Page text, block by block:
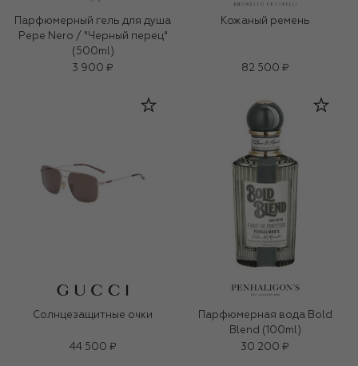
Парфюмерный гель для душа
Pepe Nero / "Черный перец"
(500ml)
3 900 ₽
Кожаный ремень
82 500 ₽
Солнцезащитные очки
44 500 ₽
Парфюмерная вода Bold
Blend (100ml)
30 200 ₽